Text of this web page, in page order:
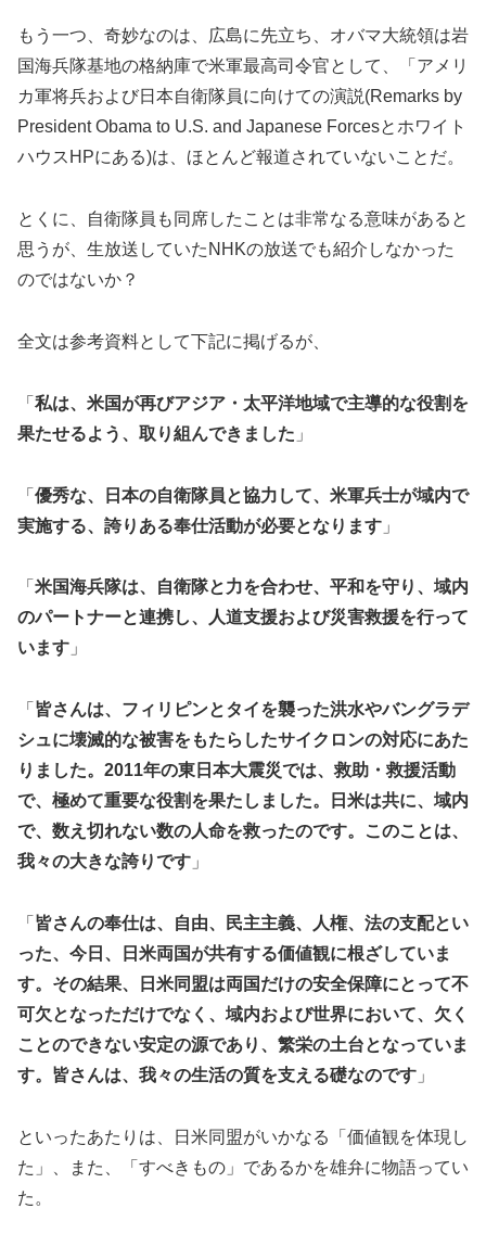
もう一つ、奇妙なのは、広島に先立ち、オバマ大統領は岩
国海兵隊基地の格納庫で米軍最高司令官として、「アメリ
カ軍将兵および日本自衛隊員に向けての演説(Remarks by
President Obama to U.S. and Japanese Forcesとホワイト
ハウスHPにある)は、ほとんど報道されていないことだ。
とくに、自衛隊員も同席したことは非常なる意味があると
思うが、生放送していたNHKの放送でも紹介しなかった
のではないか？
全文は参考資料として下記に掲げるが、
「 私は、米国が再びアジア・太平洋地域で主導的な役割を
果たせるよう、取り組んできました 」
「 優秀な、日本の自衛隊員と協力して、米軍兵士が域内で
実施する、誇りある奉仕活動が必要となります 」
「 米国海兵隊は、自衛隊と力を合わせ、平和を守り、域内
のパートナーと連携し、人道支援および災害救援を行って
います 」
「 皆さんは、フィリピンとタイを襲った洪水やバングラデ
シュに壊滅的な被害をもたらしたサイクロンの対応にあた
りました。2011年の東日本大震災では、救助・救援活動
で、極めて重要な役割を果たしました。日米は共に、域内
で、数え切れない数の人命を救ったのです。このことは、
我々の大きな誇りです 」
「 皆さんの奉仕は、自由、民主主義、人権、法の支配とい
った、今日、日米両国が共有する価値観に根ざしていま
す。その結果、日米同盟は両国だけの安全保障にとって不
可欠となっただけでなく、域内および世界において、欠く
ことのできない安定の源であり、繁栄の土台となっていま
す。皆さんは、我々の生活の質を支える礎なのです 」
といったあたりは、日米同盟がいかなる「価値観を体現し
た」、また、「すべきもの」であるかを雄弁に物語ってい
た。